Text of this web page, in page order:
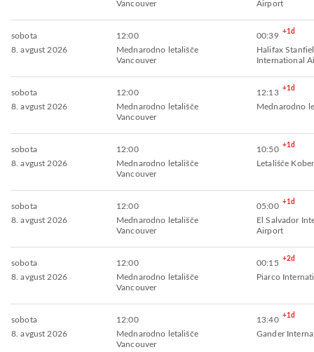
Vancouver
Airport
sobota
8. avgust 2026
12:00
Mednarodno letališče
Vancouver
00:39 +1d
Halifax
International
sobota
8. avgust 2026
12:00
Mednarodno letališče
Vancouver
12:13 +1d
Mednarodno
sobota
8. avgust 2026
12:00
Mednarodno letališče
Vancouver
10:50 +1d
Letališče
sobota
8. avgust 2026
12:00
Mednarodno letališče
Vancouver
05:00 +1d
El Salvador
Airport
sobota
8. avgust 2026
12:00
Mednarodno letališče
Vancouver
00:15 +2d
Piarco
sobota
8. avgust 2026
12:00
Mednarodno letališče
Vancouver
13:40 +1d
Gander